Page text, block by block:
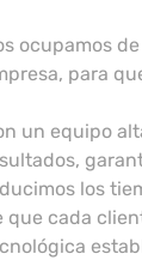
ocupamos
para
un equipo
los
que cada